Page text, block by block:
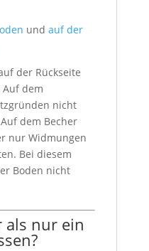
und auf der
der Rückseite
Auf dem
nicht
dem Becher
nur Widmungen
Bei diesem
Boden nicht
als nur ein